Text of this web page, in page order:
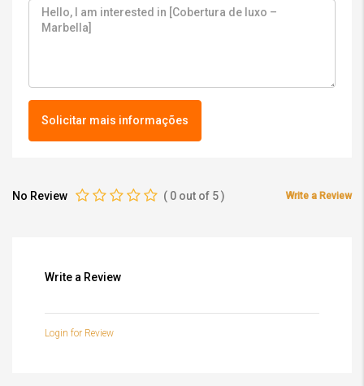
Solicitar mais informações
No Review ( 0 out of 5) Write a Review
Write a Review
Login for Review